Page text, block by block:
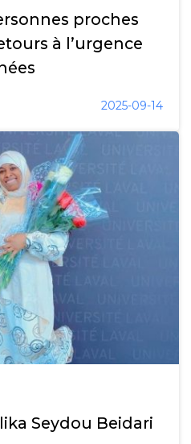
proches
à l’urgence
2025-09-14
Seydou Beidari